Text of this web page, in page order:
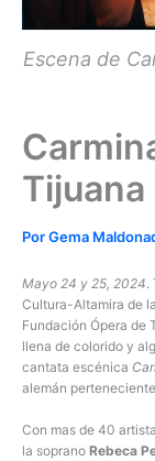
Escena de
Tijuana
PorGema
Mayo 24 y 25, 2024.
Cultura-Altamira de
Fundación Ópera de
llena de colorido y
cantata escénica
alemán
Con mas de 40
la soprano Rebeca